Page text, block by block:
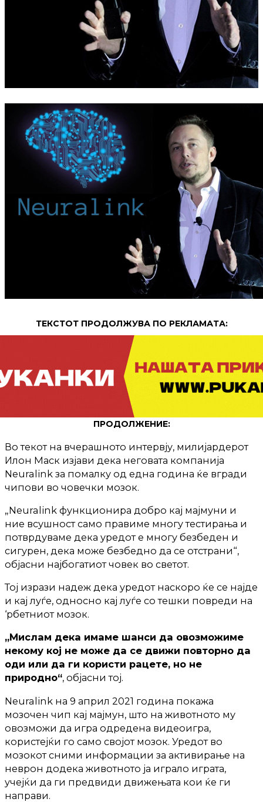
ТЕКСТОТ ПРОДОЛЖУВА ПО РЕКЛАМАТА:
ПРОДОЛЖЕНИЕ:
Во текот на вчерашното интервју, милијардерот
Илон Маск изјави дека неговата компанија
Neuralink за помалку од една година ќе вгради
чипови во човечки мозок.
„Neuralink функционира добро кај мајмуни и
ние всушност само правиме многу тестирања и
потврдуваме дека уредот е многу безбеден и
сигурен, дека може безбедно да се отстрани“,
објасни најбогатиот човек во светот.
Тој изрази надеж дека уредот наскоро ќе се најде
и кај луѓе, односно кај луѓе со тешки повреди на
‘рбетниот мозок.
„Мислам дека имаме шанси да овозможиме
некому кој не може да се движи повторно да
оди или да ги користи рацете, но не
природно“, објасни тој.
Neuralink на 9 април 2021 година покажа
мозочен чип кај мајмун, што на животното му
овозможи да игра одредена видеоигра,
користејќи го само својот мозок. Уредот во
мозокот сними информации за активирање на
неврон додека животното ја играло играта,
учејќи да ги предвиди движењата кои ќе ги
направи.